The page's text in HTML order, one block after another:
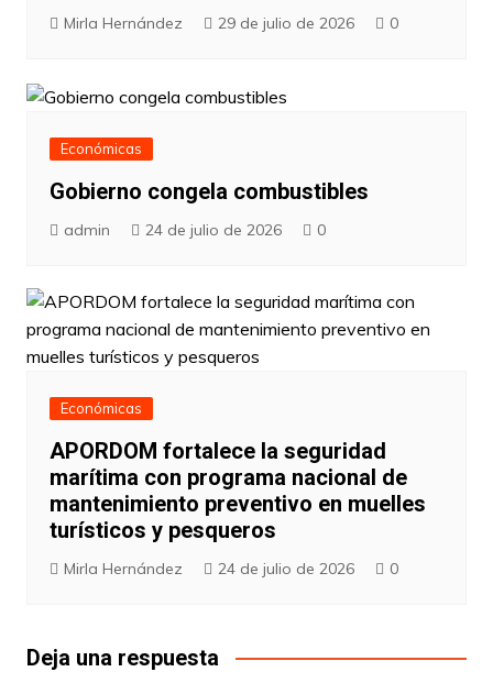
Mirla Hernández 29 de julio de 2026 0
Económicas
Gobierno congela combustibles
admin 24 de julio de 2026 0
Económicas
APORDOM fortalece la seguridad
marítima con programa nacional de
mantenimiento preventivo en muelles
turísticos y pesqueros
Mirla Hernández 24 de julio de 2026 0
Deja una respuesta